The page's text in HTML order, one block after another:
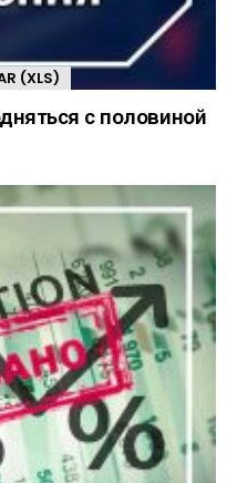
(XLS)
с половиной